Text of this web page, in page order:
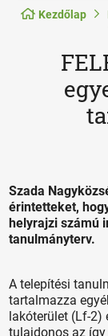
Kezdőlap
Szada
érintetteket,
helyrajzi számú
tanulmányterv.
A telepítési
tartalmazza
lakóterület (Lf-
tulajdonos az